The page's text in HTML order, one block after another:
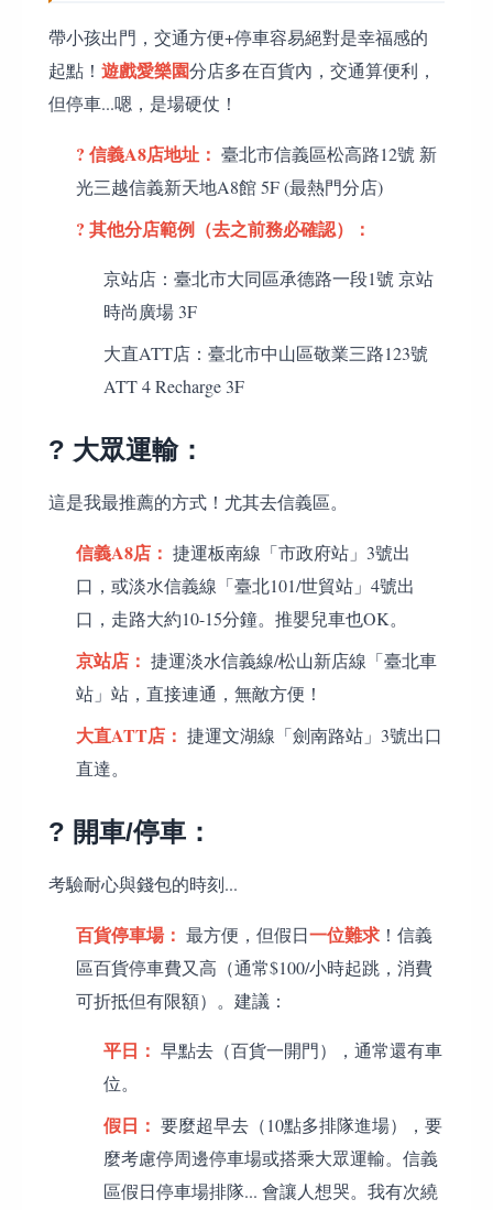
帶小孩出門，交通方便+停車容易絕對是幸福感的
起點！ 遊戲愛樂園分店多在百貨內，交通算便利，
但停車...嗯，是場硬仗！
? 信義A8店地址： 臺北市信義區松高路12號 新
光三越信義新天地A8館 5F (最熱門分店)
? 其他分店範例（去之前務必確認）：
京站店：臺北市大同區承德路一段1號 京站
時尚廣場 3F
大直ATT店：臺北市中山區敬業三路123號
ATT 4 Recharge 3F
? 大眾運輸：
這是我最推薦的方式！尤其去信義區。
信義A8店： 捷運板南線「市政府站」3號出
口，或淡水信義線「臺北101/世貿站」4號出
口，走路大約10-15分鐘。推嬰兒車也OK。
京站店： 捷運淡水信義線/松山新店線「臺北車
站」站，直接連通，無敵方便！
大直ATT店： 捷運文湖線「劍南路站」3號出口
直達。
? 開車/停車：
考驗耐心與錢包的時刻...
百貨停車場： 最方便，但假日一位難求 ！信義
區百貨停車費又高（通常$100/小時起跳，消費
可折抵但有限額）。建議：
平日： 早點去（百貨一開門），通常還有車
位。
假日： 要麼超早去（10點多排隊進場），要
麼考慮停周邊停車場或搭乘大眾運輸。信義
區假日停車場排隊... 會讓人想哭。我有次繞